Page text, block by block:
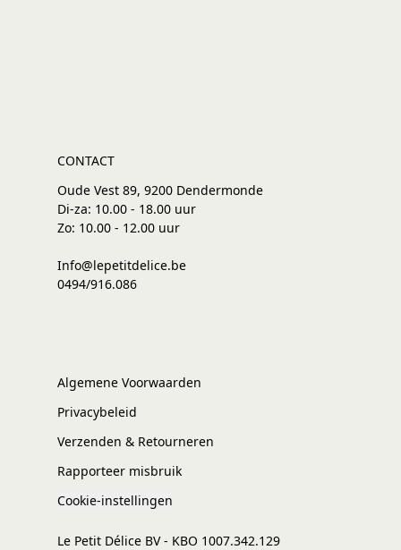
CONTACT
Oude Vest 89, 9200 Dendermonde
Di-za: 10.00 - 18.00 uur
Zo: 10.00 - 12.00 uur
Info@lepetitdelice.be
0494/916.086
Algemene Voorwaarden
Privacybeleid
Verzenden & Retourneren
Rapporteer misbruik
Cookie-instellingen
Le Petit Délice BV - KBO 1007.342.129